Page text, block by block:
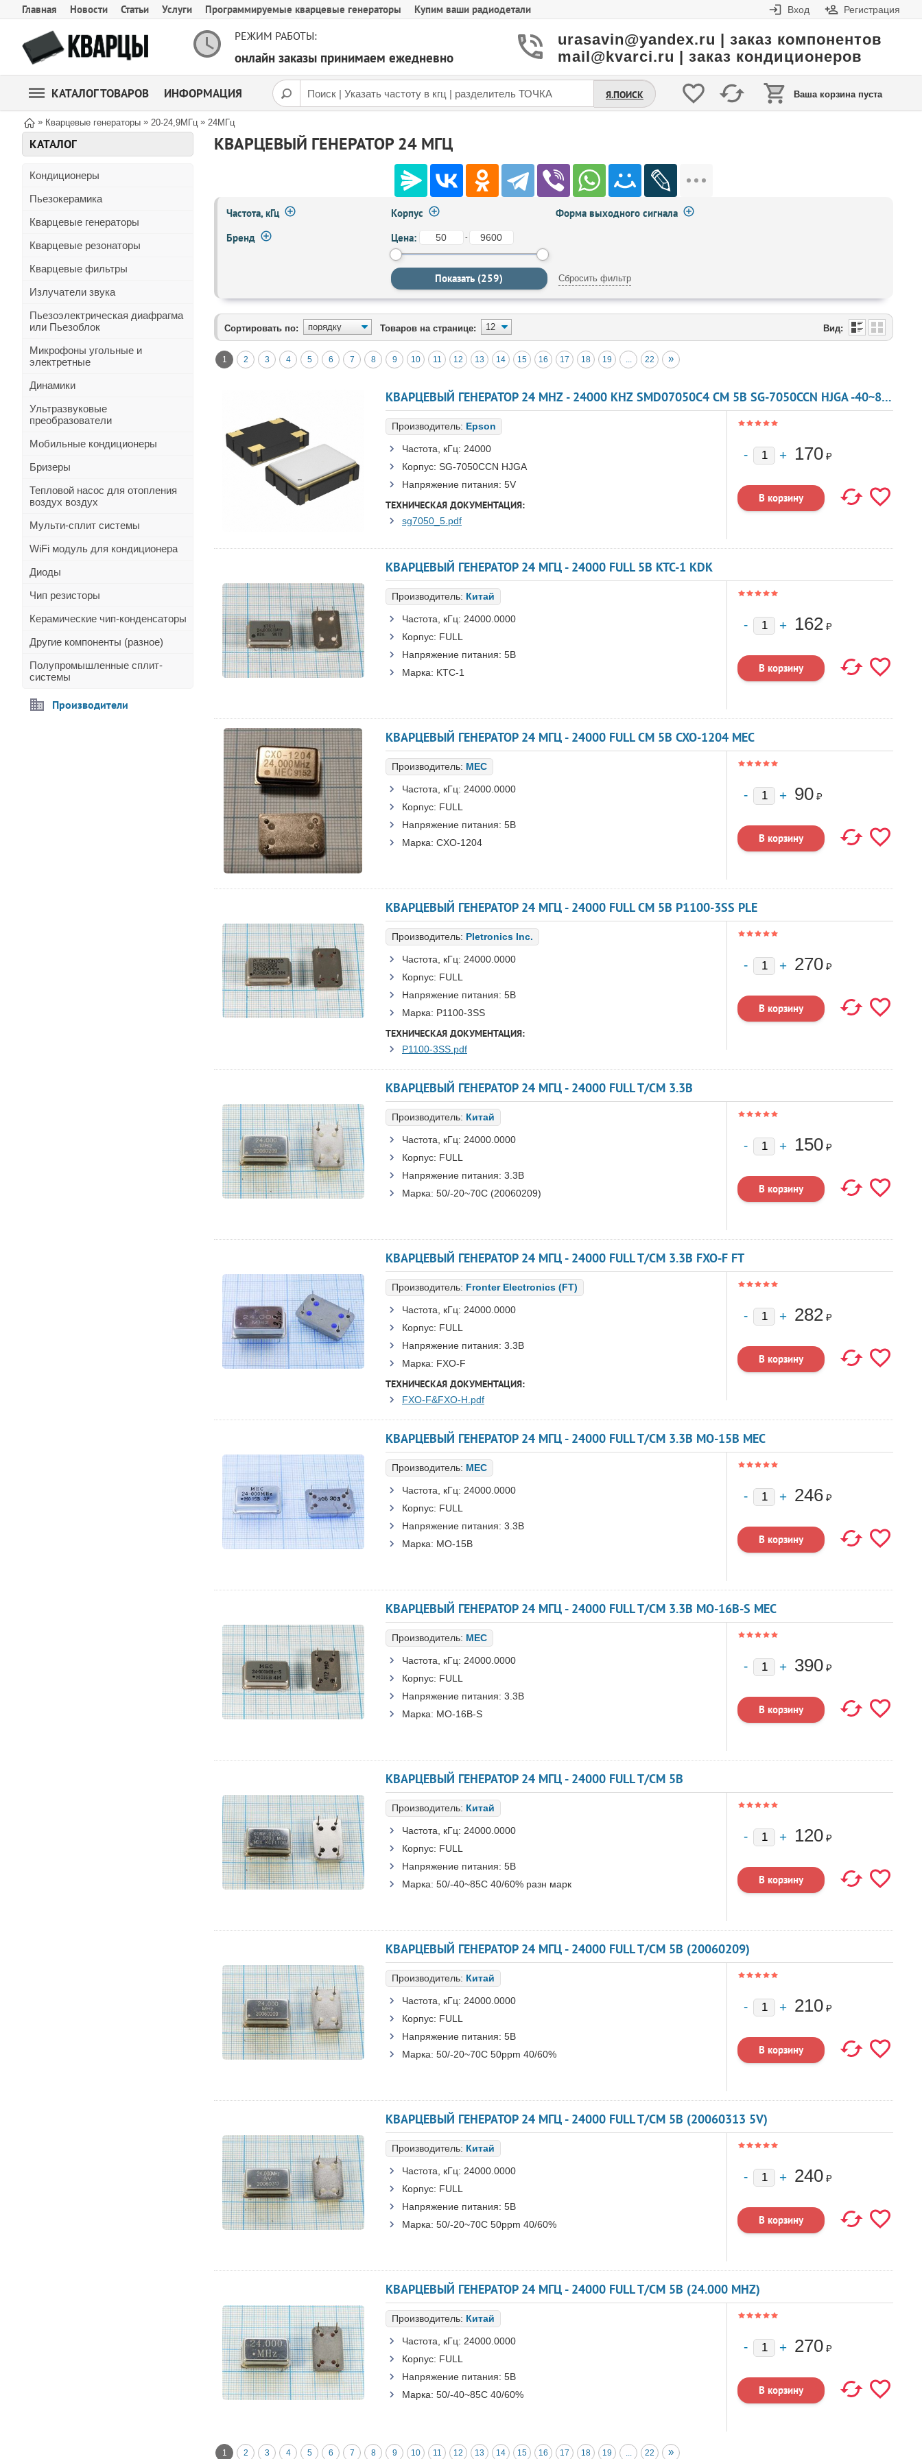
Главная Новости Статьи Услуги Программируемые кварцевые генераторы Купим ваши радиодетали Вход Регистрация
РЕЖИМ РАБОТЫ:
онлайн заказы принимаем ежедневно
urasavin@yandex.ru | заказ компонентов
mail@kvarci.ru | заказ кондиционеров
КАТАЛОГ ТОВАРОВ ИНФОРМАЦИЯ Ваша корзина пуста
Я.ПОИСК
» Кварцевые генераторы » 20-24,9МГц » 24МГц
КАТАЛОГ
Кондиционеры
Пьезокерамика
Кварцевые генераторы
Кварцевые резонаторы
Кварцевые фильтры
Излучатели звука
Пьезоэлектрическая диафрагма
или Пьезоблок
Микрофоны угольные и
электретные
Динамики
Ультразвуковые
преобразователи
Мобильные кондиционеры
Бризеры
Тепловой насос для отопления
воздух воздух
Мульти-сплит системы
WiFi модуль для кондиционера
Диоды
Чип резисторы
Керамические чип-конденсаторы
Другие компоненты (разное)
Полупромышленные сплит-
системы
Производители
КВАРЦЕВЫЙ ГЕНЕРАТОР 24 МГЦ
Частота, кГц Корпус
Форма выходного сигнала
Бренд
Цена: -
Сбросить фильтр
Сортировать по: Товаров на странице: Вид:
1 2 3 4 5 6 7 8 9 10 11 12 13 14 15 16 17 18 19 ... 22 »
КВАРЦЕВЫЙ ГЕНЕРАТОР 24 MHZ - 24000 KHZ SMD07050C4 CM 5В SG-7050CCN HJGA -40~85C SG7050CCN
Производитель: Epson
Частота, кГц: 24000
Корпус: SG-7050CCN HJGA
Напряжение питания: 5V
ТЕХНИЧЕСКАЯ ДОКУМЕНТАЦИЯ:
sg7050_5.pdf
170 ₽
КВАРЦЕВЫЙ ГЕНЕРАТОР 24 МГЦ - 24000 FULL 5В KTC-1 KDK
Производитель: Китай
Частота, кГц: 24000.0000
Корпус: FULL
Напряжение питания: 5В
Марка: KTC-1
162 ₽
КВАРЦЕВЫЙ ГЕНЕРАТОР 24 МГЦ - 24000 FULL CM 5В CXO-1204 MEC
Производитель: MEC
Частота, кГц: 24000.0000
Корпус: FULL
Напряжение питания: 5В
Марка: CXO-1204
90 ₽
КВАРЦЕВЫЙ ГЕНЕРАТОР 24 МГЦ - 24000 FULL CM 5В P1100-3SS PLE
Производитель: Pletronics Inc.
Частота, кГц: 24000.0000
Корпус: FULL
Напряжение питания: 5В
Марка: P1100-3SS
ТЕХНИЧЕСКАЯ ДОКУМЕНТАЦИЯ:
P1100-3SS.pdf
270 ₽
КВАРЦЕВЫЙ ГЕНЕРАТОР 24 МГЦ - 24000 FULL T/CM 3.3В
Производитель: Китай
Частота, кГц: 24000.0000
Корпус: FULL
Напряжение питания: 3.3В
Марка: 50/-20~70C (20060209)
150 ₽
КВАРЦЕВЫЙ ГЕНЕРАТОР 24 МГЦ - 24000 FULL T/CM 3.3В FXO-F FT
Производитель: Fronter Electronics (FT)
Частота, кГц: 24000.0000
Корпус: FULL
Напряжение питания: 3.3В
Марка: FXO-F
ТЕХНИЧЕСКАЯ ДОКУМЕНТАЦИЯ:
FXO-F&FXO-H.pdf
282 ₽
КВАРЦЕВЫЙ ГЕНЕРАТОР 24 МГЦ - 24000 FULL T/CM 3.3В MO-15B MEC
Производитель: MEC
Частота, кГц: 24000.0000
Корпус: FULL
Напряжение питания: 3.3В
Марка: MO-15B
246 ₽
КВАРЦЕВЫЙ ГЕНЕРАТОР 24 МГЦ - 24000 FULL T/CM 3.3В MO-16B-S MEC
Производитель: MEC
Частота, кГц: 24000.0000
Корпус: FULL
Напряжение питания: 3.3В
Марка: MO-16B-S
390 ₽
КВАРЦЕВЫЙ ГЕНЕРАТОР 24 МГЦ - 24000 FULL T/CM 5В
Производитель: Китай
Частота, кГц: 24000.0000
Корпус: FULL
Напряжение питания: 5В
Марка: 50/-40~85C 40/60% разн марк
120 ₽
КВАРЦЕВЫЙ ГЕНЕРАТОР 24 МГЦ - 24000 FULL T/CM 5В (20060209)
Производитель: Китай
Частота, кГц: 24000.0000
Корпус: FULL
Напряжение питания: 5В
Марка: 50/-20~70C 50ppm 40/60%
210 ₽
КВАРЦЕВЫЙ ГЕНЕРАТОР 24 МГЦ - 24000 FULL T/CM 5В (20060313 5V)
Производитель: Китай
Частота, кГц: 24000.0000
Корпус: FULL
Напряжение питания: 5В
Марка: 50/-20~70C 50ppm 40/60%
240 ₽
КВАРЦЕВЫЙ ГЕНЕРАТОР 24 МГЦ - 24000 FULL T/CM 5В (24.000 MHZ)
Производитель: Китай
Частота, кГц: 24000.0000
Корпус: FULL
Напряжение питания: 5В
Марка: 50/-40~85C 40/60%
270 ₽
1 2 3 4 5 6 7 8 9 10 11 12 13 14 15 16 17 18 19 ... 22 »